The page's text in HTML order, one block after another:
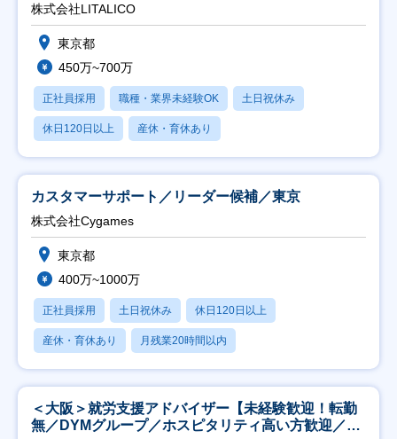
株式会社LITALICO
東京都
450万~700万
正社員採用 職種・業界未経験OK 土日祝休み
休日120日以上 産休・育休あり
カスタマーサポート／リーダー候補／東京
株式会社Cygames
東京都
400万~1000万
正社員採用 土日祝休み 休日120日以上
産休・育休あり 月残業20時間以内
＜大阪＞就労支援アドバイザー【未経験歓迎！転勤
無／DYMグループ／ホスピタリティ高い方歓迎／土